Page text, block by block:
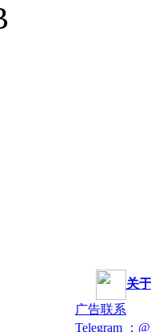
关
广告联系
Telegram ：